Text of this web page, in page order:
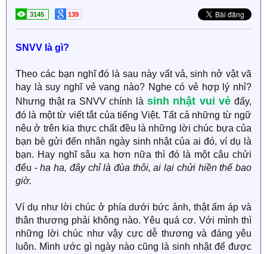
3145 139
SNVV là gì?
Theo các bạn nghĩ đó là sau này vất vả, sinh nở vật vã
hay là suy nghĩ vẻ vang nào? Nghe có vẻ hợp lý nhỉ?
Nhưng thật ra SNVV chính là sinh nhật vui vẻ đấy,
đó là một từ viết tắt của tiếng Việt. Tất cả những từ ngữ
nêu ở trên kia thực chất đều là những lời chúc bựa của
bạn bè gửi đến nhân ngày sinh nhật của ai đó, ví dụ là
bạn. Hay nghĩ sâu xa hơn nữa thì đó là một câu chửi
đểu -ha ha, đây chỉ là đùa thôi, ai lại chửi hiền thế bao
giờ.
Ví dụ như lời chúc ở phía dưới bức ảnh, thật ấm áp và
thân thương phải không nào. Yêu quá cơ. Với mình thì
những lời chúc như vậy cực dễ thương và đáng yêu
luôn. Mình ước gì ngày nào cũng là sinh nhật để được